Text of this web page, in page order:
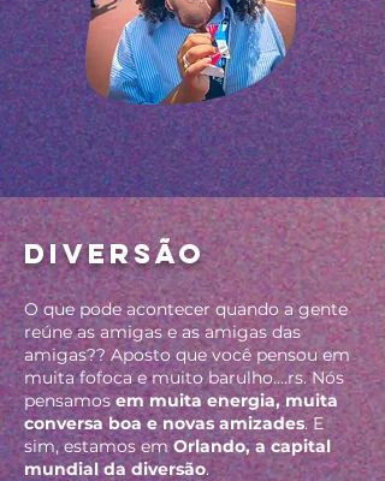
DIVERSÃO
O que pode acontecer quando a gente
reúne as amigas e as amigas das
amigas?? Aposto que você pensou em
muita fofoca e muito barulho....rs. Nós
pensamos em muita energia, muita
conversa boa e novas amizades. E
sim, estamos emOrlando, a capital
mundial da diversão.